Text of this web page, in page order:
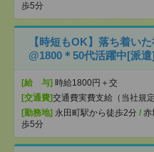
歩5分
【時短もOK】落ち着い
@1800＊50代活躍中[派遣]
[給 与] 時給1800円＋交
[交通費]交通費実費支給（当社規定
[勤務地] 永田町駅から徒歩2分 / 赤
歩5分